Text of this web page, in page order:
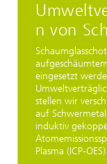
n von
eingesetzt
stellen wir
auf
induktiv
Plasma (ICP-OES).